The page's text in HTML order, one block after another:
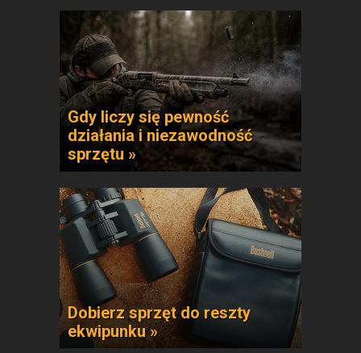
Gdy liczy się pewność
działania i niezawodność
sprzętu »
Dobierz sprzęt do reszty
ekwipunku »